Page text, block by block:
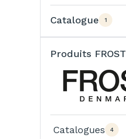
Catalogue 1
Produits FROST
Catalogues 4